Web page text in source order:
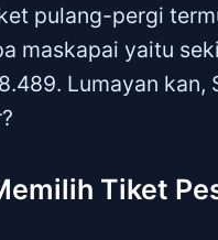
pulang-pergi
maskapai yaitu
Lumayan kan,
Tiket